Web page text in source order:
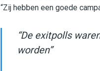
“Zij hebben een goede
“De exitpolls
worden”